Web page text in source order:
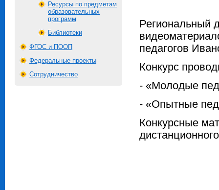
Ресурсы по предметам
образовательных
программ
Библиотеки
ФГОС и ПООП
Федеральные проекты
Сотрудничество
Региональный
педагогов
Конкурс
- «Молодые
- «Опытные
Конкурсные